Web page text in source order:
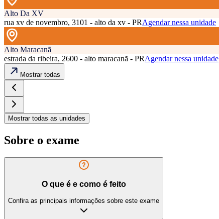
Alto Da XV
rua xv de novembro, 3101 - alto da xv - PRAgendar nessa unidade
Alto Maracanã
estrada da ribeira, 2600 - alto maracanã - PRAgendar nessa unidade
Mostrar todas
Mostrar todas as unidades
Sobre o exame
O que é e como é feito
Confira as principais informações sobre este exame